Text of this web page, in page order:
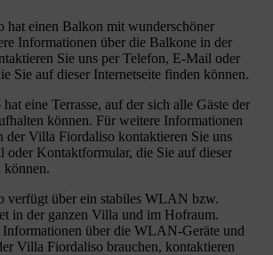
hat einen Balkon mit wunderschöner
Informationen über die Balkone in der
Sie uns per Telefon, E-Mail oder
Sie auf dieser Internetseite finden können.
eine Terrasse, auf der sich alle Gäste der
können. Für weitere Informationen
der Villa Fiordaliso kontaktieren Sie uns
oder Kontaktformular, die Sie auf dieser
können.
verfügt über ein stabiles WLAN bzw.
in der ganzen Villa und im Hofraum.
Informationen über die WLAN-Geräte und
Villa Fiordaliso brauchen, kontaktieren